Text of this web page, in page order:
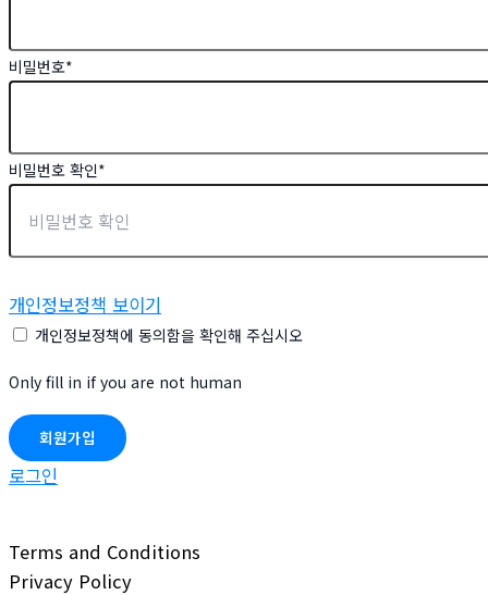
비밀번호*
비밀번호 확인*
개인정보정책 보이기
개인정보정책에 동의함을 확인해 주십시오
Only fill in if you are not human
로그인
Terms and Conditions
Privacy Policy